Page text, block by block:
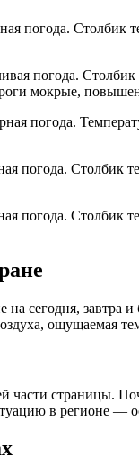
погода.
погода.
мокрые,
погода.
погода.
погода.
сегодня,
ощущаемая
части страницы.
в регионе —